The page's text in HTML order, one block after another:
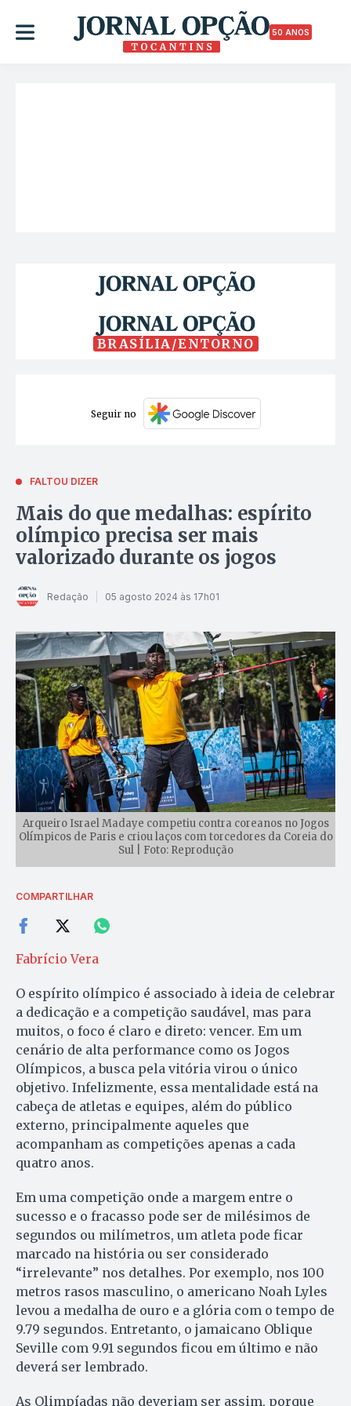
50 ANOS
BRASÍLIA/ENTORNO
Seguir no
FALTOU DIZER
Mais do que medalhas: espírito
olímpico precisa ser mais
valorizado durante os jogos
Redação 05 agosto 2024 às 17h01
Arqueiro Israel Madaye competiu contra coreanos no Jogos
Olímpicos de Paris e criou laços com torcedores da Coreia do
Sul | Foto: Reprodução
COMPARTILHAR
Fabrício Vera
O espírito olímpico é associado à ideia de celebrar
a dedicação e a competição saudável, mas para
muitos, o foco é claro e direto: vencer. Em um
cenário de alta performance como os Jogos
Olímpicos, a busca pela vitória virou o único
objetivo. Infelizmente, essa mentalidade está na
cabeça de atletas e equipes, além do público
externo, principalmente aqueles que
acompanham as competições apenas a cada
quatro anos.
Em uma competição onde a margem entre o
sucesso e o fracasso pode ser de milésimos de
segundos ou milímetros, um atleta pode ficar
marcado na história ou ser considerado
“irrelevante” nos detalhes. Por exemplo, nos 100
metros rasos masculino, o americano Noah Lyles
levou a medalha de ouro e a glória com o tempo de
9.79 segundos. Entretanto, o jamaicano Oblique
Seville com 9.91 segundos ficou em último e não
deverá ser lembrado.
As Olimpíadas não deveriam ser assim, porque